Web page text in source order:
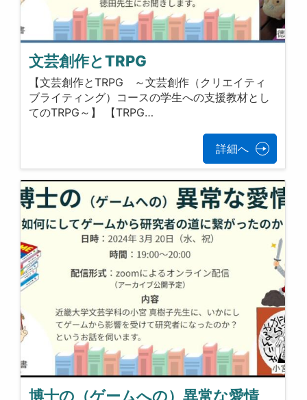
文芸創作とTRPG
【文芸創作とTRPG ～文芸創作（クリエイティ
ブライティング）コースの学生への支援教材とし
てのTRPG～】 【TRPG…
詳細へ
博士の（ゲームへの）異常な愛情